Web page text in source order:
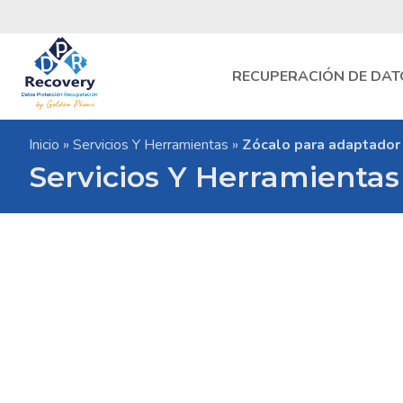
content
DPR
Recovery
Laboratorio
de
Recuperacion
RECUPERACIÓN DE
Inicio » Servicios Y Herramientas » Zócalo para adaptador
Servicios Y Herramientas